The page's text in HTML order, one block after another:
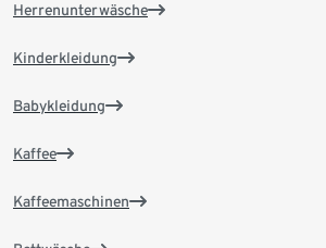
Herrenunterwäsche
Kinderkleidung
Babykleidung
Kaffee
Kaffeemaschinen